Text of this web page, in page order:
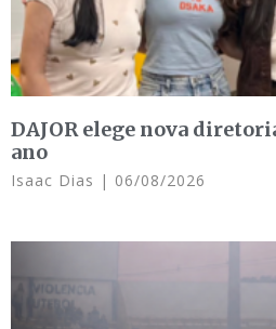
DAJOR elege nova
ano
Isaac Dias 06/08/2026